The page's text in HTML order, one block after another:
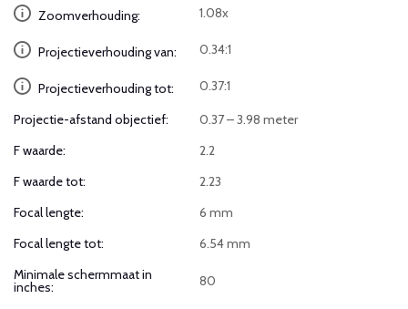
Zoomverhouding: 1.08x
Projectieverhouding van: 0.34:1
Projectieverhouding tot: 0.37:1
Projectie-afstand objectief:
0.37 – 3.98 meter
F waarde:
2.2
F waarde tot:
2.23
Focal lengte:
6 mm
Focal lengte tot:
6.54 mm
Minimale schermmaat in
inches: 80